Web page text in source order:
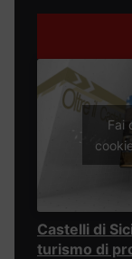
Fai
Castelli di
turismo di